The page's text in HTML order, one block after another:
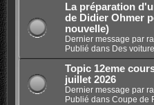
La préparation
de Didier Ohmer
nouvelle)
Dernier message par
Publié dans Des
Topic 12eme
juillet 2026
Dernier message par
Publié dans Coupe de